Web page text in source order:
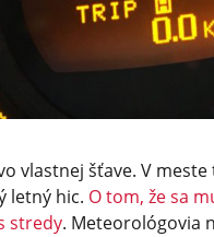
vlastnej šťave. V
letný hic. O tom, že sa
stredy. Meteorológovia